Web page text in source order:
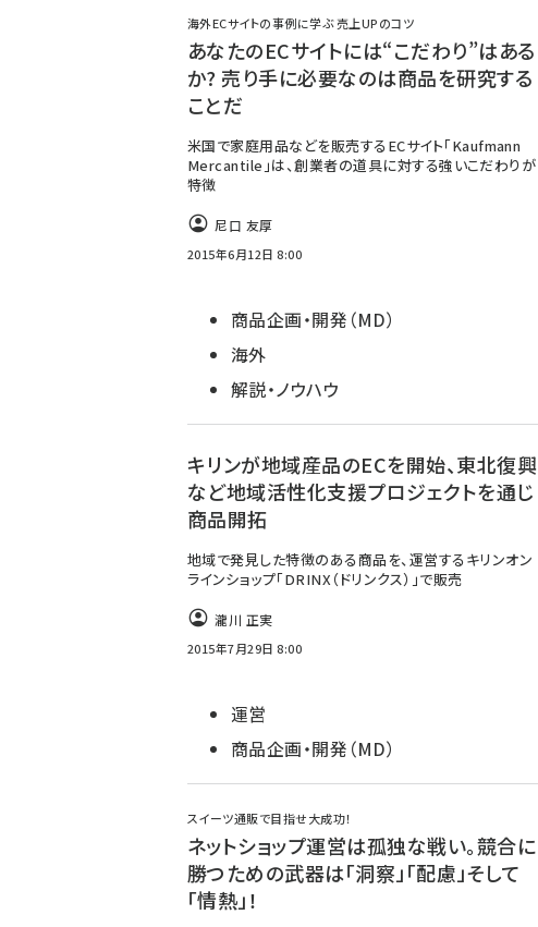
海外ECサイトの事例に学ぶ 売上UPのコツ
あなたのECサイトには“こだわり”はある
か? 売り手に必要なのは商品を研究する
ことだ
米国で家庭用品などを販売するECサイト「Kaufmann
Mercantile」は、創業者の道具に対する強いこだわりが
特徴
尼口 友厚
2015年6月12日 8:00
商品企画・開発（MD）
海外
解説・ノウハウ
キリンが地域産品のECを開始、東北復興
など地域活性化支援プロジェクトを通じ
商品開拓
地域で発見した特徴のある商品を、運営するキリンオン
ラインショップ「DRINX（ドリンクス）」で販売
瀧川 正実
2015年7月29日 8:00
運営
商品企画・開発（MD）
スイーツ通販で目指せ大成功！
ネットショップ運営は孤独な戦い。競合に
勝つための武器は「洞察」「配慮」そして
「情熱」！